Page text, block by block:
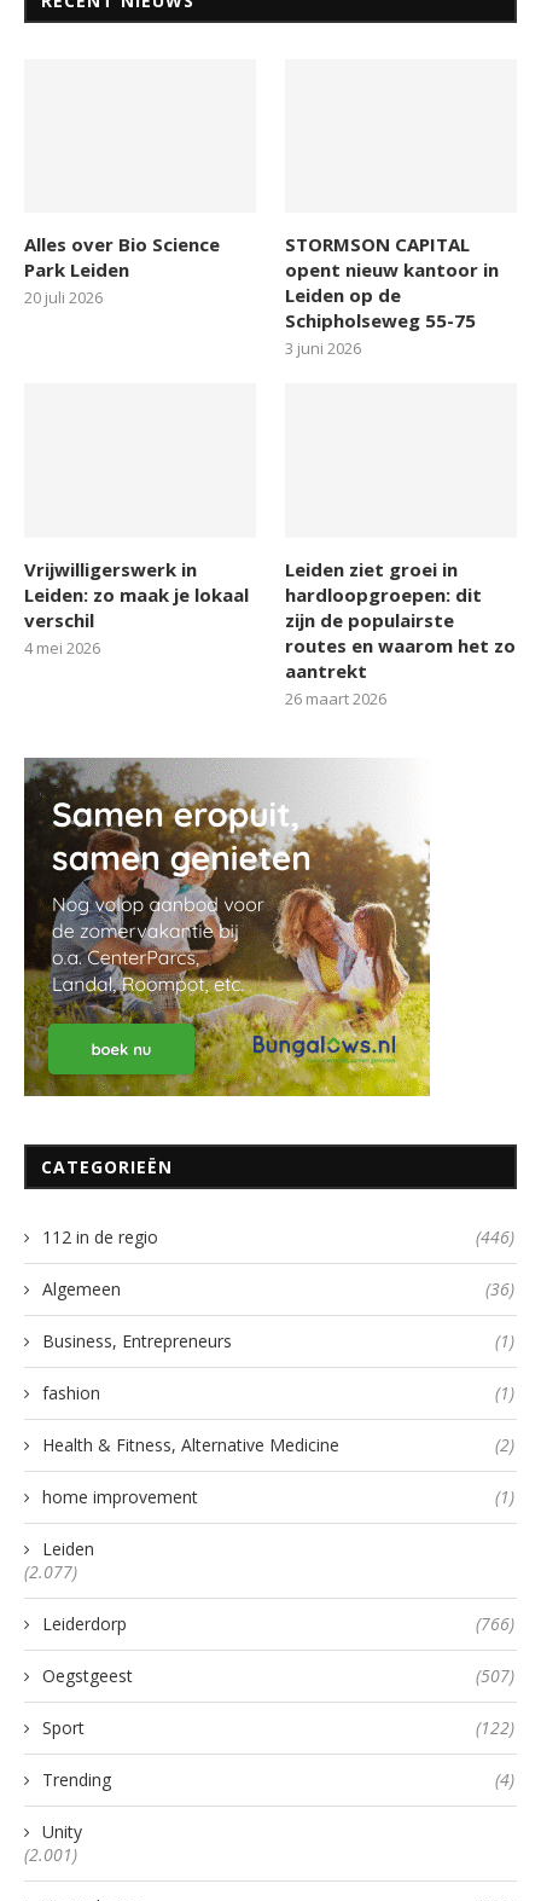
Alles over Bio Science
Park Leiden
20 juli 2026
STORMSON CAPITAL
opent nieuw kantoor in
Leiden op de
Schipholseweg 55-75
3 juni 2026
Vrijwilligerswerk in
Leiden: zo maak je lokaal
verschil
4 mei 2026
Leiden ziet groei in
hardloopgroepen: dit
zijn de populairste
routes en waarom het zo
aantrekt
26 maart 2026
CATEGORIEËN
112 in de regio (446)
Algemeen (36)
Business, Entrepreneurs (1)
fashion (1)
Health & Fitness, Alternative Medicine (2)
home improvement (1)
Leiden
(2.077)
Leiderdorp (766)
Oegstgeest (507)
Sport (122)
Trending (4)
Unity
(2.001)